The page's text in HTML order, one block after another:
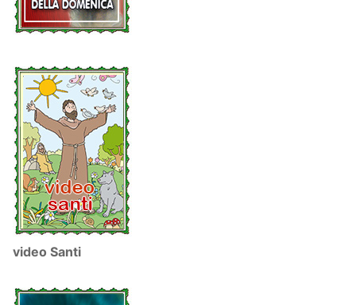
video Santi